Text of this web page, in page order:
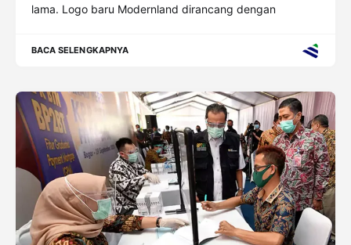
lama. Logo baru Modernland dirancang dengan
BACA SELENGKAPNYA